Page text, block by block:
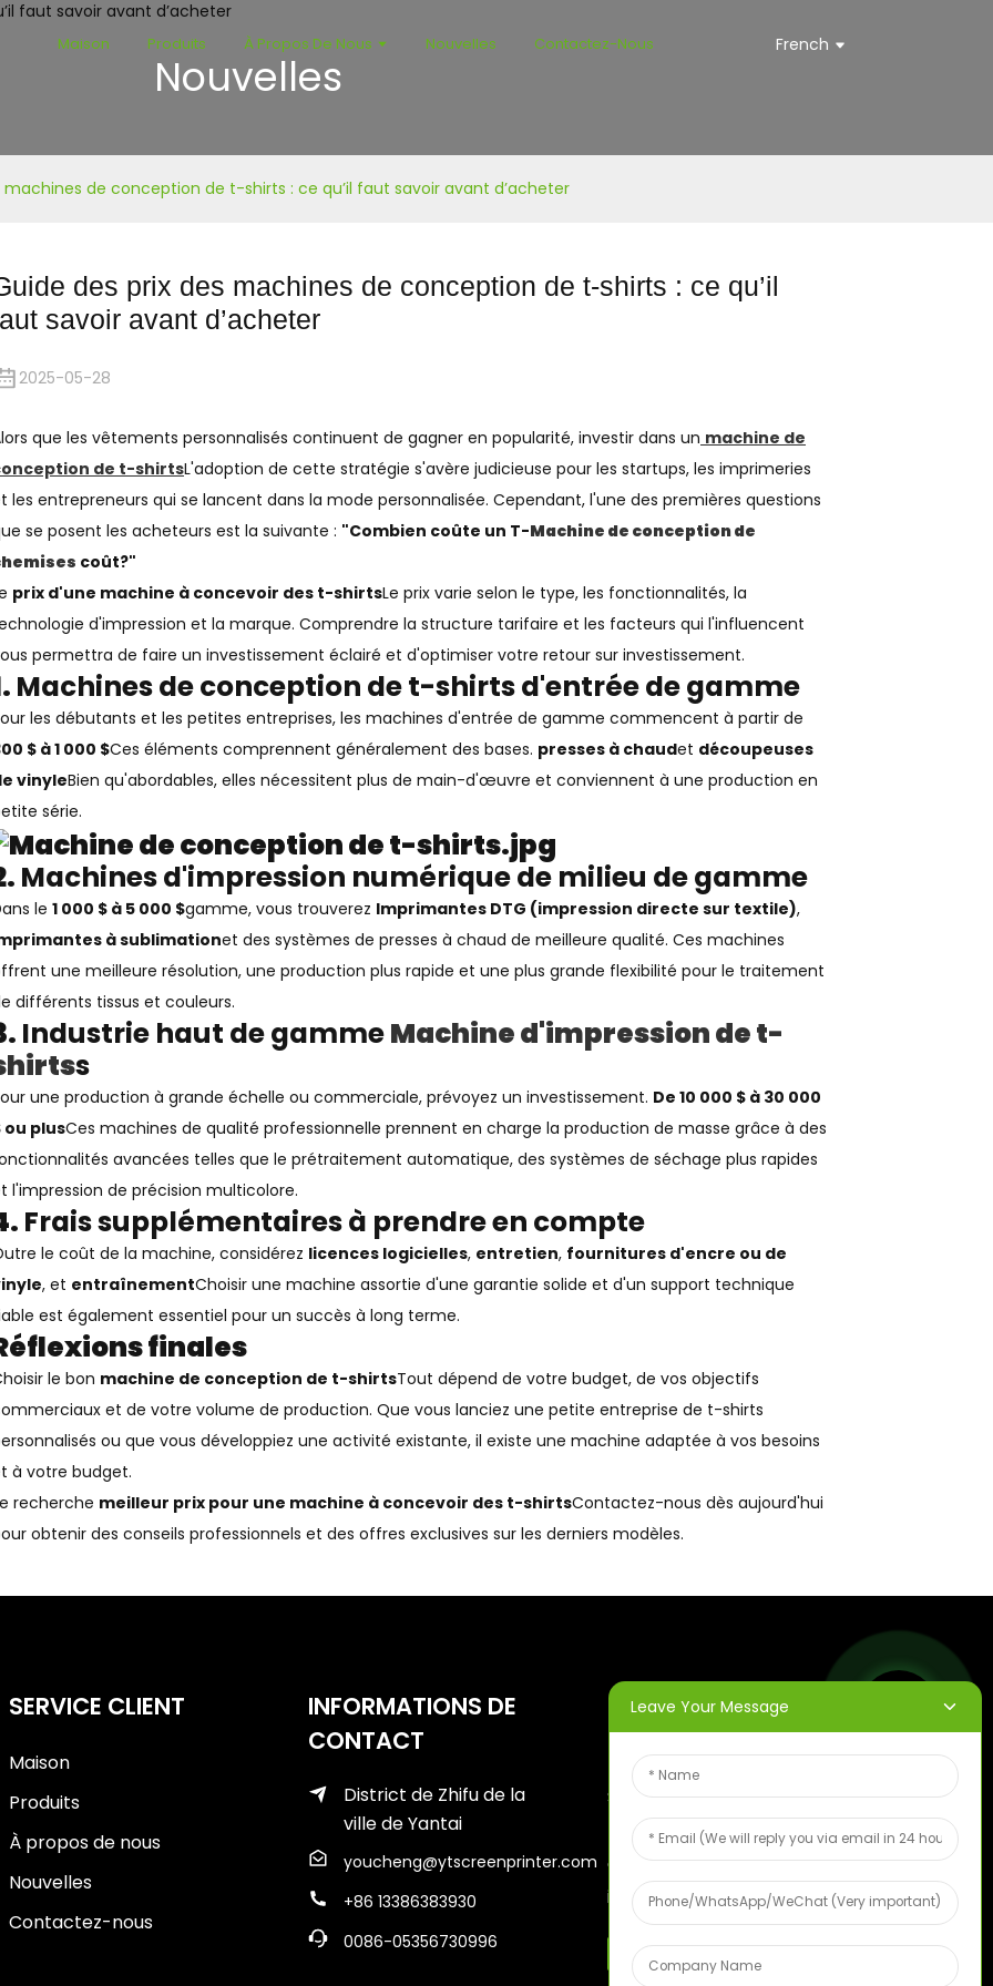
Maison Produits À Propos De Nous Nouvelles Contactez-Nous French
Nouvelles
machines de conception de t-shirts : ce qu’il faut savoir avant d’acheter
des prix des machines de conception de t-shirts : ce qu’il
savoir avant d’acheter
2025-05-28
que les vêtements personnalisés continuent de gagner en popularité, investir dans un machine de
de t-shirtsL'adoption de cette stratégie s'avère judicieuse pour les startups, les imprimeries
les entrepreneurs qui se lancent dans la mode personnalisée. Cependant, l'une des premières questions
se posent les acheteurs est la suivante : "Combien coûte un T-Machine de conception de
coût?"
prix d'une machine à concevoir des t-shirtsLe prix varie selon le type, les fonctionnalités, la
d'impression et la marque. Comprendre la structure tarifaire et les facteurs qui l'influencent
permettra de faire un investissement éclairé et d'optimiser votre retour sur investissement.
Machines de conception de t-shirts d'entrée de gamme
les débutants et les petites entreprises, les machines d'entrée de gamme commencent à partir de
$ à 1 000 $Ces éléments comprennent généralement des bases. presses à chaudet découpeuses
vinyleBien qu'abordables, elles nécessitent plus de main-d'œuvre et conviennent à une production en
série.
Machines d'impression numérique de milieu de gamme
le 1 000 $ à 5 000 $gamme, vous trouverez Imprimantes DTG (impression directe sur textile),
à sublimationet des systèmes de presses à chaud de meilleure qualité. Ces machines
une meilleure résolution, une production plus rapide et une plus grande flexibilité pour le traitement
différents tissus et couleurs.
Industrie haut de gammeMachine d'impression de t-
s
une production à grande échelle ou commerciale, prévoyez un investissement. De 10 000 $ à 30 000
ou plusCes machines de qualité professionnelle prennent en charge la production de masse grâce à des
avancées telles que le prétraitement automatique, des systèmes de séchage plus rapides
l'impression de précision multicolore.
Frais supplémentaires à prendre en compte
le coût de la machine, considérez licences logicielles, entretien, fournitures d'encre ou de
, et entraînementChoisir une machine assortie d'une garantie solide et d'un support technique
est également essentiel pour un succès à long terme.
finales
le bon machine de conception de t-shirtsTout dépend de votre budget, de vos objectifs
et de votre volume de production. Que vous lanciez une petite entreprise de t-shirts
ou que vous développiez une activité existante, il existe une machine adaptée à vos besoins
à votre budget.
recherche meilleur prix pour une machine à concevoir des t-shirtsContactez-nous dès aujourd'hui
obtenir des conseils professionnels et des offres exclusives sur les derniers modèles.
SERVICE CLIENT
Maison
Produits
À propos de nous
Nouvelles
Contactez-nous
INFORMATIONS DE
CONTACT
District de Zhifu de la
ville de Yantai
youcheng@ytscreenprinter.com
+86 13386383930
0086-05356730996
BULLETINS
D'INFORMATION
Saisissez votre adresse e-
mail et nous vous
enverrons les dernières
informations sur nos offres.
Échantillon De Fruits Gratuit
Leave Your Message